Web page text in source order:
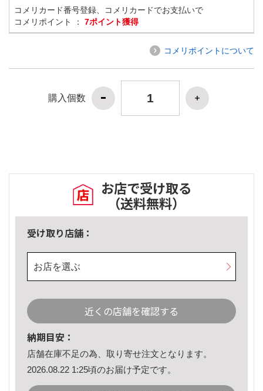
コメリカード番号登録、コメリカードでお支払いで
コメリポイント ： 7ポイント獲得
コメリポイントについて
購入個数
お店で受け取る
（送料無料）
受け取り店舗：
お店を選ぶ
近くの店舗を確認する
納期目安：
店舗在庫不足の為、取り寄せ注文となります。
2026.08.22 1:25頃のお届け予定です。